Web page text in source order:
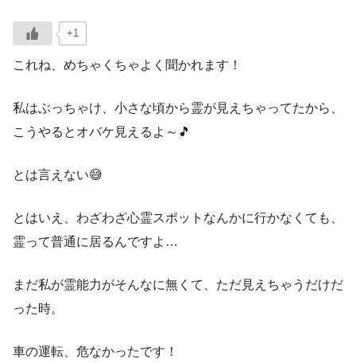
+1
これね、めちゃくちゃよく聞かれます！
私はぶっちゃけ、小さな頃から霊が見えちゃってたから、
こうやるとオバケ見えるよ～🎵
とは言えない😅
とはいえ、わざわざ心霊スポットなんかに行かなくても、
霊って普通に居るんですよ…
まだ私が霊能力がそんなに無くて、ただ見えちゃうだけだ
った時。
車の運転、危なかったです！